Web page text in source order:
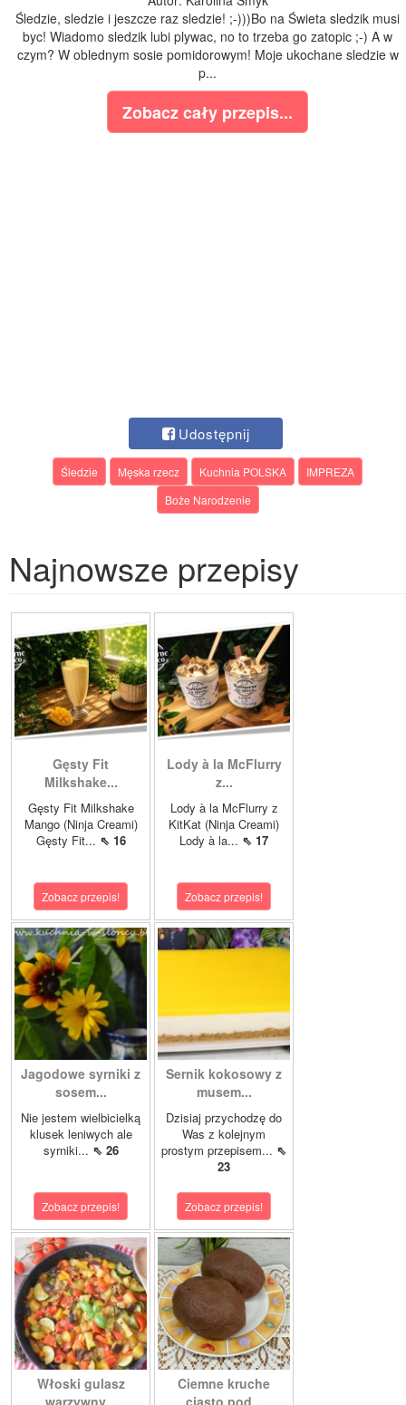
Śledzie, sledzie i jeszcze raz sledzie! ;-)))Bo na Świeta sledzik musi
byc! Wiadomo sledzik lubi plywac, no to trzeba go zatopic ;-) A w
czym? W oblednym sosie pomidorowym! Moje ukochane sledzie w
p...
Zobacz cały przepis...
Udostępnij
Śledzie Męska rzecz Kuchnia POLSKA
IMPREZA
Boże Narodzenie
Najnowsze przepisy
Gęsty Fit
Milkshake...
Gęsty Fit Milkshake
Mango (Ninja Creami)
Gęsty Fit... ⇖ 16
Zobacz przepis!
Lody à la McFlurry
z...
Lody à la McFlurry z
KitKat (Ninja Creami)
Lody à la... ⇖ 17
Zobacz przepis!
Jagodowe syrniki z
sosem...
Nie jestem wielbicielką
klusek leniwych ale
syrniki... ⇖ 26
Zobacz przepis!
Sernik kokosowy z
musem...
Dzisiaj przychodzę do
Was z kolejnym
prostym przepisem... ⇖
23
Zobacz przepis!
Włoski gulasz
Ciemne kruche